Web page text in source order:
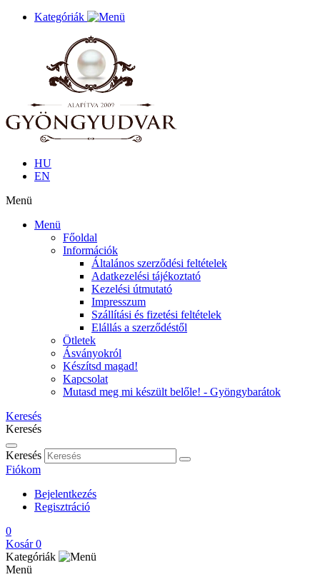
Kategóriák
HU
EN
Menü
Menü
Főoldal
Információk
Általános szerződési feltételek
Adatkezelési tájékoztató
Kezelési útmutató
Impresszum
Szállítási és fizetési feltételek
Elállás a szerződéstől
Ötletek
Ásványokról
Készítsd magad!
Kapcsolat
Mutasd meg mi készült belőle! - Gyöngybarátok
Keresés
Keresés
Keresés
Fiókom
Bejelentkezés
Regisztráció
0
Kosár 0
Kategóriák
Menü